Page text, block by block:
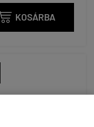
 KOSÁRBA